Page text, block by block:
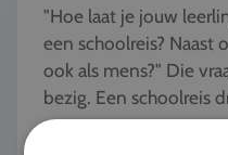
"Hoe laat je jouw
een schoolreis?
ook als mens?" Die
bezig. Een schoolreis